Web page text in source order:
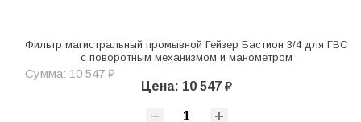
Фильтр магистральный промывной Гейзер Бастион 3/4 для ГВС
с поворотным механизмом и манометром
Сумма: 10 547 ₽
Цена: 10 547 ₽